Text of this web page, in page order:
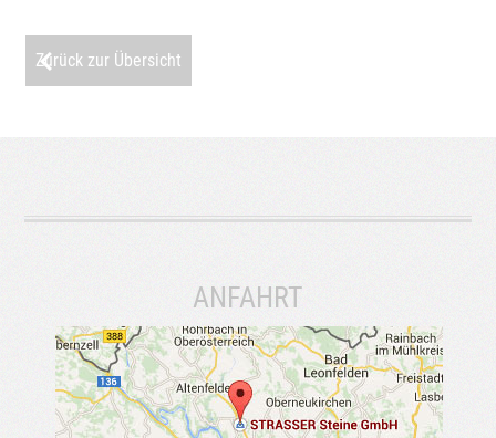
Zurück zur Übersicht
ANFAHRT